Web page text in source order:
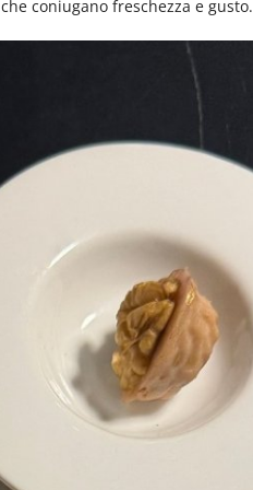
che coniugano freschezza e gusto.